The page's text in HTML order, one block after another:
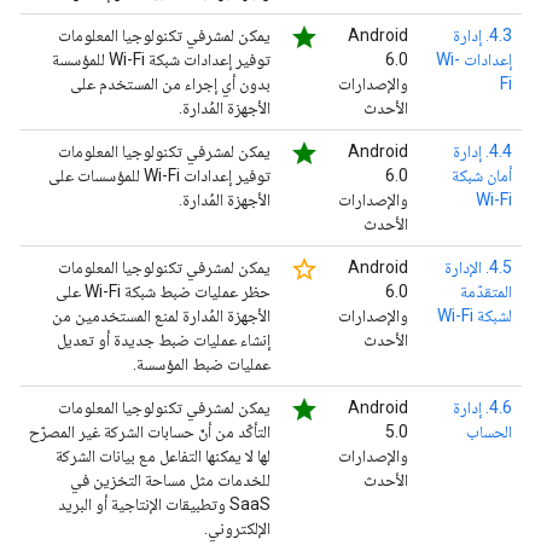
4.3. إدارة
إعدادات Wi-
Fi
‫Android
6.0
والإصدارات
الأحدث
star
يمكن لمشرفي تكنولوجيا المعلومات
توفير إعدادات شبكة Wi-Fi للمؤسسة
بدون أي إجراء من المستخدم على
الأجهزة المُدارة.
4.4. إدارة
أمان شبكة
Wi-Fi
‫Android
6.0
والإصدارات
الأحدث
star
يمكن لمشرفي تكنولوجيا المعلومات
توفير إعدادات Wi-Fi للمؤسسات على
الأجهزة المُدارة.
4.5. الإدارة
المتقدّمة
لشبكة Wi-Fi
‫Android
6.0
والإصدارات
الأحدث
star_border
يمكن لمشرفي تكنولوجيا المعلومات
حظر عمليات ضبط شبكة Wi-Fi على
الأجهزة المُدارة لمنع المستخدمين من
إنشاء عمليات ضبط جديدة أو تعديل
عمليات ضبط المؤسسة.
4.6. إدارة
الحساب
‫Android
5.0
والإصدارات
الأحدث
star
يمكن لمشرفي تكنولوجيا المعلومات
التأكّد من أنّ حسابات الشركة غير المصرّح
لها لا يمكنها التفاعل مع بيانات الشركة
للخدمات مثل مساحة التخزين في
SaaS وتطبيقات الإنتاجية أو البريد
الإلكتروني.